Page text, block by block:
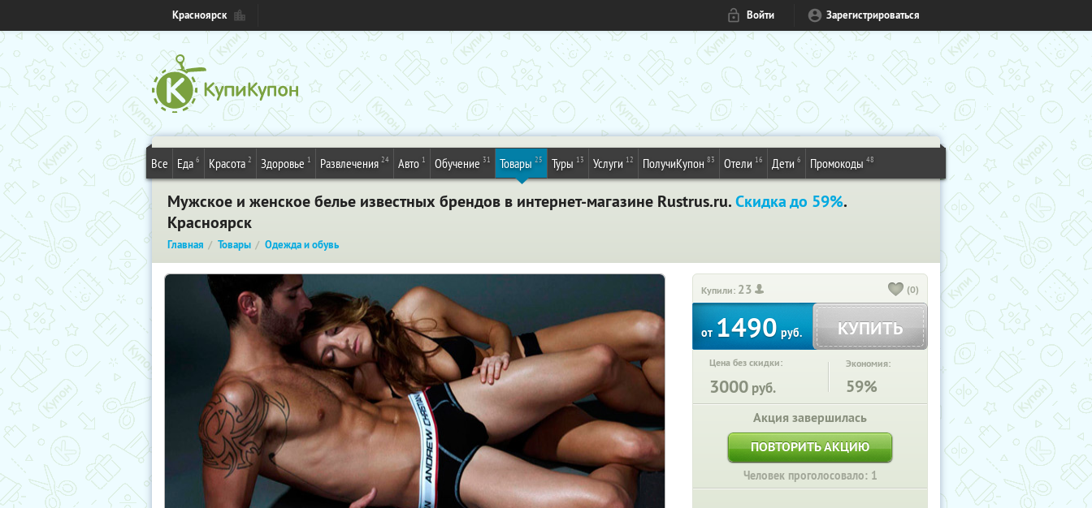
Красноярск Войти Зарегистрироваться
Все Еда 6 Красота 2 Здоровье 1 Развлечения 24 Авто 1 Обучение 31 Товары 25 Туры 13 Услуги 12 ПолучиКупон 83 Отели 16 Дети 6 Промокоды 48
Мужское и женское белье известных брендов в интернет-магазине Rustrus.ru.Скидка до 59%.
Красноярск
Главная Товары Одежда и обувь
Купили: 23 (0)
от 1490 руб. КУПИТЬ
Цена без скидки:
3000 руб.
Экономия:
59%
Акция завершилась
ПОВТОРИТЬ АКЦИЮ
Человек проголосовало: 1